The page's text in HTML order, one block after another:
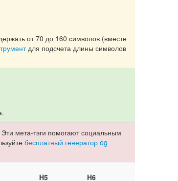
от 70 до 160 символов (вместе
для подсчета длины символов
мета-тэги помогают социальным
бесплатный генератор og
H5 H6